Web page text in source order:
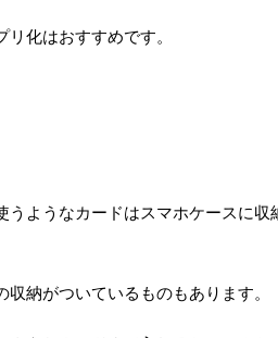
化はおすすめです。
ようなカードはスマホケースに収
納がついているものもあります。